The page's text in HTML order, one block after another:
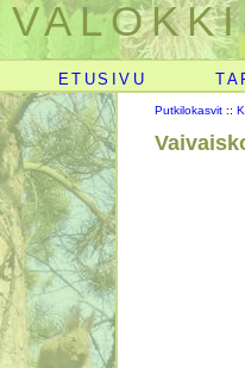
ETUSIVU
Putkilokasvit ::